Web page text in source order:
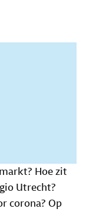
Hoe zit
Utrecht?
corona? Op